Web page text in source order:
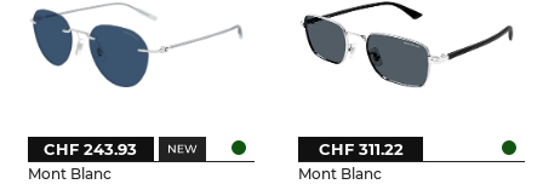
Mont Blanc
CHF 243.93
Mont Blanc
CHF 311.22